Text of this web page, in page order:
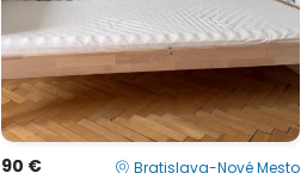
90 € Bratislava-Nové Mesto